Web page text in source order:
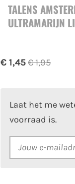
TALENS
ULTRAMARIJN
€ 1,45€ 1,95
Laat het me
voorraad is.